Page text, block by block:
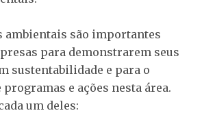
ambientais são importantes
para demonstrarem seus
sustentabilidade e para o
e ações nesta área.
um deles: